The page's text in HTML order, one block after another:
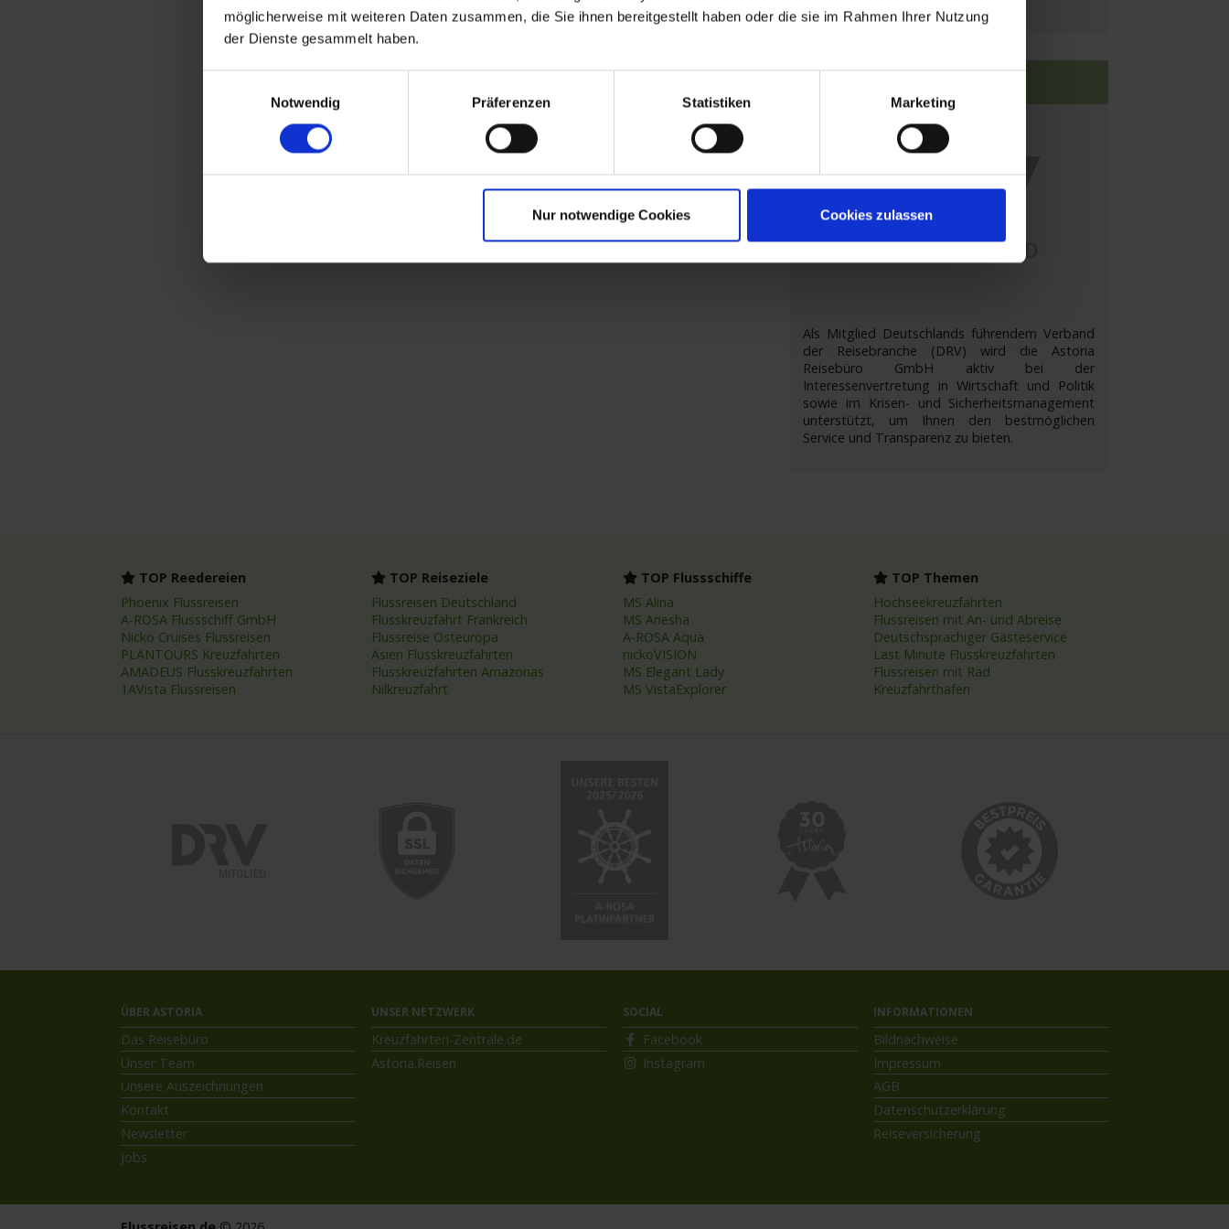
möglicherweise mit weiteren Daten zusammen, die Sie ihnen bereitgestellt haben oder die sie im Rahmen Ihrer Nutzung
der Dienste gesammelt haben.
Notwendig
Präferenzen Statistiken Marketing
Nur notwendige Cookies Cookies zulassen
Als Mitglied Deutschlands führendem Verband
der Reisebranche (DRV) wird die Astoria
Reisebüro GmbH aktiv bei der
Interessenvertretung in Wirtschaft und Politik
sowie im Krisen- und Sicherheitsmanagement
unterstützt, um Ihnen den bestmöglichen
Service und Transparenz zu bieten.
TOP Reedereien
Phoenix Flussreisen
A-ROSA Flussschiff GmbH
Nicko Cruises Flussreisen
PLANTOURS Kreuzfahrten
AMADEUS Flusskreuzfahrten
1AVista Flussreisen
TOP Reiseziele
Flussreisen Deutschland
Flusskreuzfahrt Frankreich
Flussreise Osteuropa
Asien Flusskreuzfahrten
Flusskreuzfahrten Amazonas
Nilkreuzfahrt
TOP Flussschiffe
MS Alina
MS Anesha
A-ROSA Aqua
nickoVISION
MS Elegant Lady
MS VistaExplorer
TOP Themen
Hochseekreuzfahrten
Flussreisen mit An- und Abreise
Deutschsprachiger Gästeservice
Last Minute Flusskreuzfahrten
Flussreisen mit Rad
Kreuzfahrthäfen
ÜBER ASTORIA
Das Reisebüro
Unser Team
Unsere Auszeichnungen
Kontakt
Newsletter
Jobs
UNSER NETZWERK
Kreuzfahrten-Zentrale.de
Astoria.Reisen
SOCIAL
Facebook
Instagram
INFORMATIONEN
Bildnachweise
Impressum
AGB
Datenschutzerklärung
Reiseversicherung